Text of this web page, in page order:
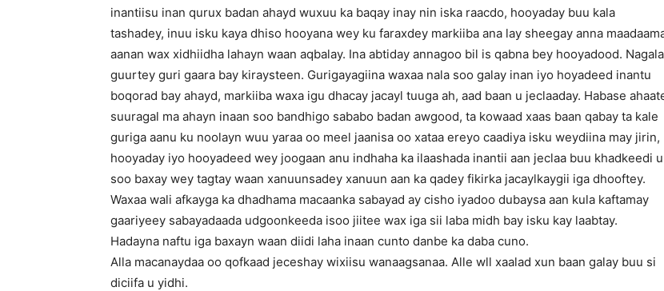
inantiisu inan qurux badan ahayd wuxuu ka baqay inay nin iska raacdo, hooyaday buu kala
tashadey, inuu isku kaya dhiso hooyana wey ku faraxdey markiiba ana lay sheegay anna
aanan wax xidhiidha lahayn waan aqbalay. Ina abtiday annagoo bil is qabna bey hooyadood. Nagala
guurtey guri gaara bay kiraysteen. Gurigayagiina waxaa nala soo galay inan iyo hoyadeed inantu
boqorad bay ahayd, markiiba waxa igu dhacay jacayl tuuga ah, aad baan u jeclaaday. Habase
suuragal ma ahayn inaan soo bandhigo sababo badan awgood, ta kowaad xaas baan qabay ta kale
guriga aanu ku noolayn wuu yaraa oo meel jaanisa oo xataa ereyo caadiya isku weydiina may jirin,
hooyaday iyo hooyadeed wey joogaan anu indhaha ka ilaashada inantii aan jeclaa buu khadkeedi u
soo baxay wey tagtay waan xanuunsadey xanuun aan ka qadey fikirka jacaylkaygii iga dhooftey.
Waxaa wali afkayga ka dhadhama macaanka sabayad ay cisho iyadoo dubaysa aan kula kaftamay
gaariyeey sabayadaada udgoonkeeda isoo jiitee wax iga sii laba midh bay isku kay laabtay.
Hadayna naftu iga baxayn waan diidi laha inaan cunto danbe ka daba cuno.
Alla macanaydaa oo qofkaad jeceshay wixiisu wanaagsanaa. Alle wll xaalad xun baan galay buu si
diciifa u yidhi.